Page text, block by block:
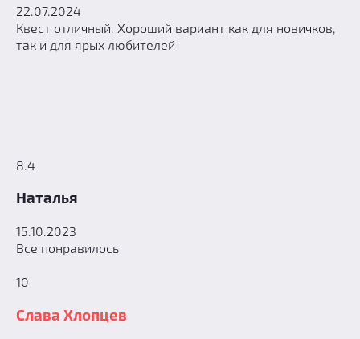
22.07.2024
Квест отличный. Хороший вариант как для новичков,
так и для ярых любителей
8.4
Наталья
15.10.2023
Все понравилось
10
Слава Хлопцев